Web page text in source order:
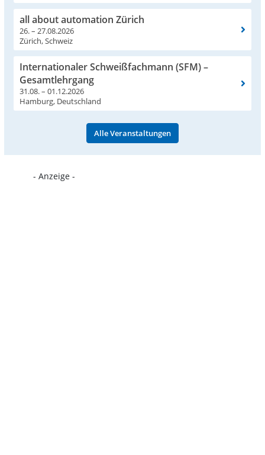
all about automation Zürich
26. – 27.08.2026
Zürich, Schweiz
Internationaler Schweißfachmann (SFM) –
Gesamtlehrgang
31.08. – 01.12.2026
Hamburg, Deutschland
Alle Veranstaltungen
- Anzeige -